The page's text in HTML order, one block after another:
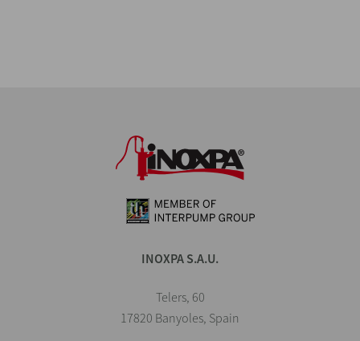
INOXPA S.A.U.
Telers, 60
17820 Banyoles, Spain